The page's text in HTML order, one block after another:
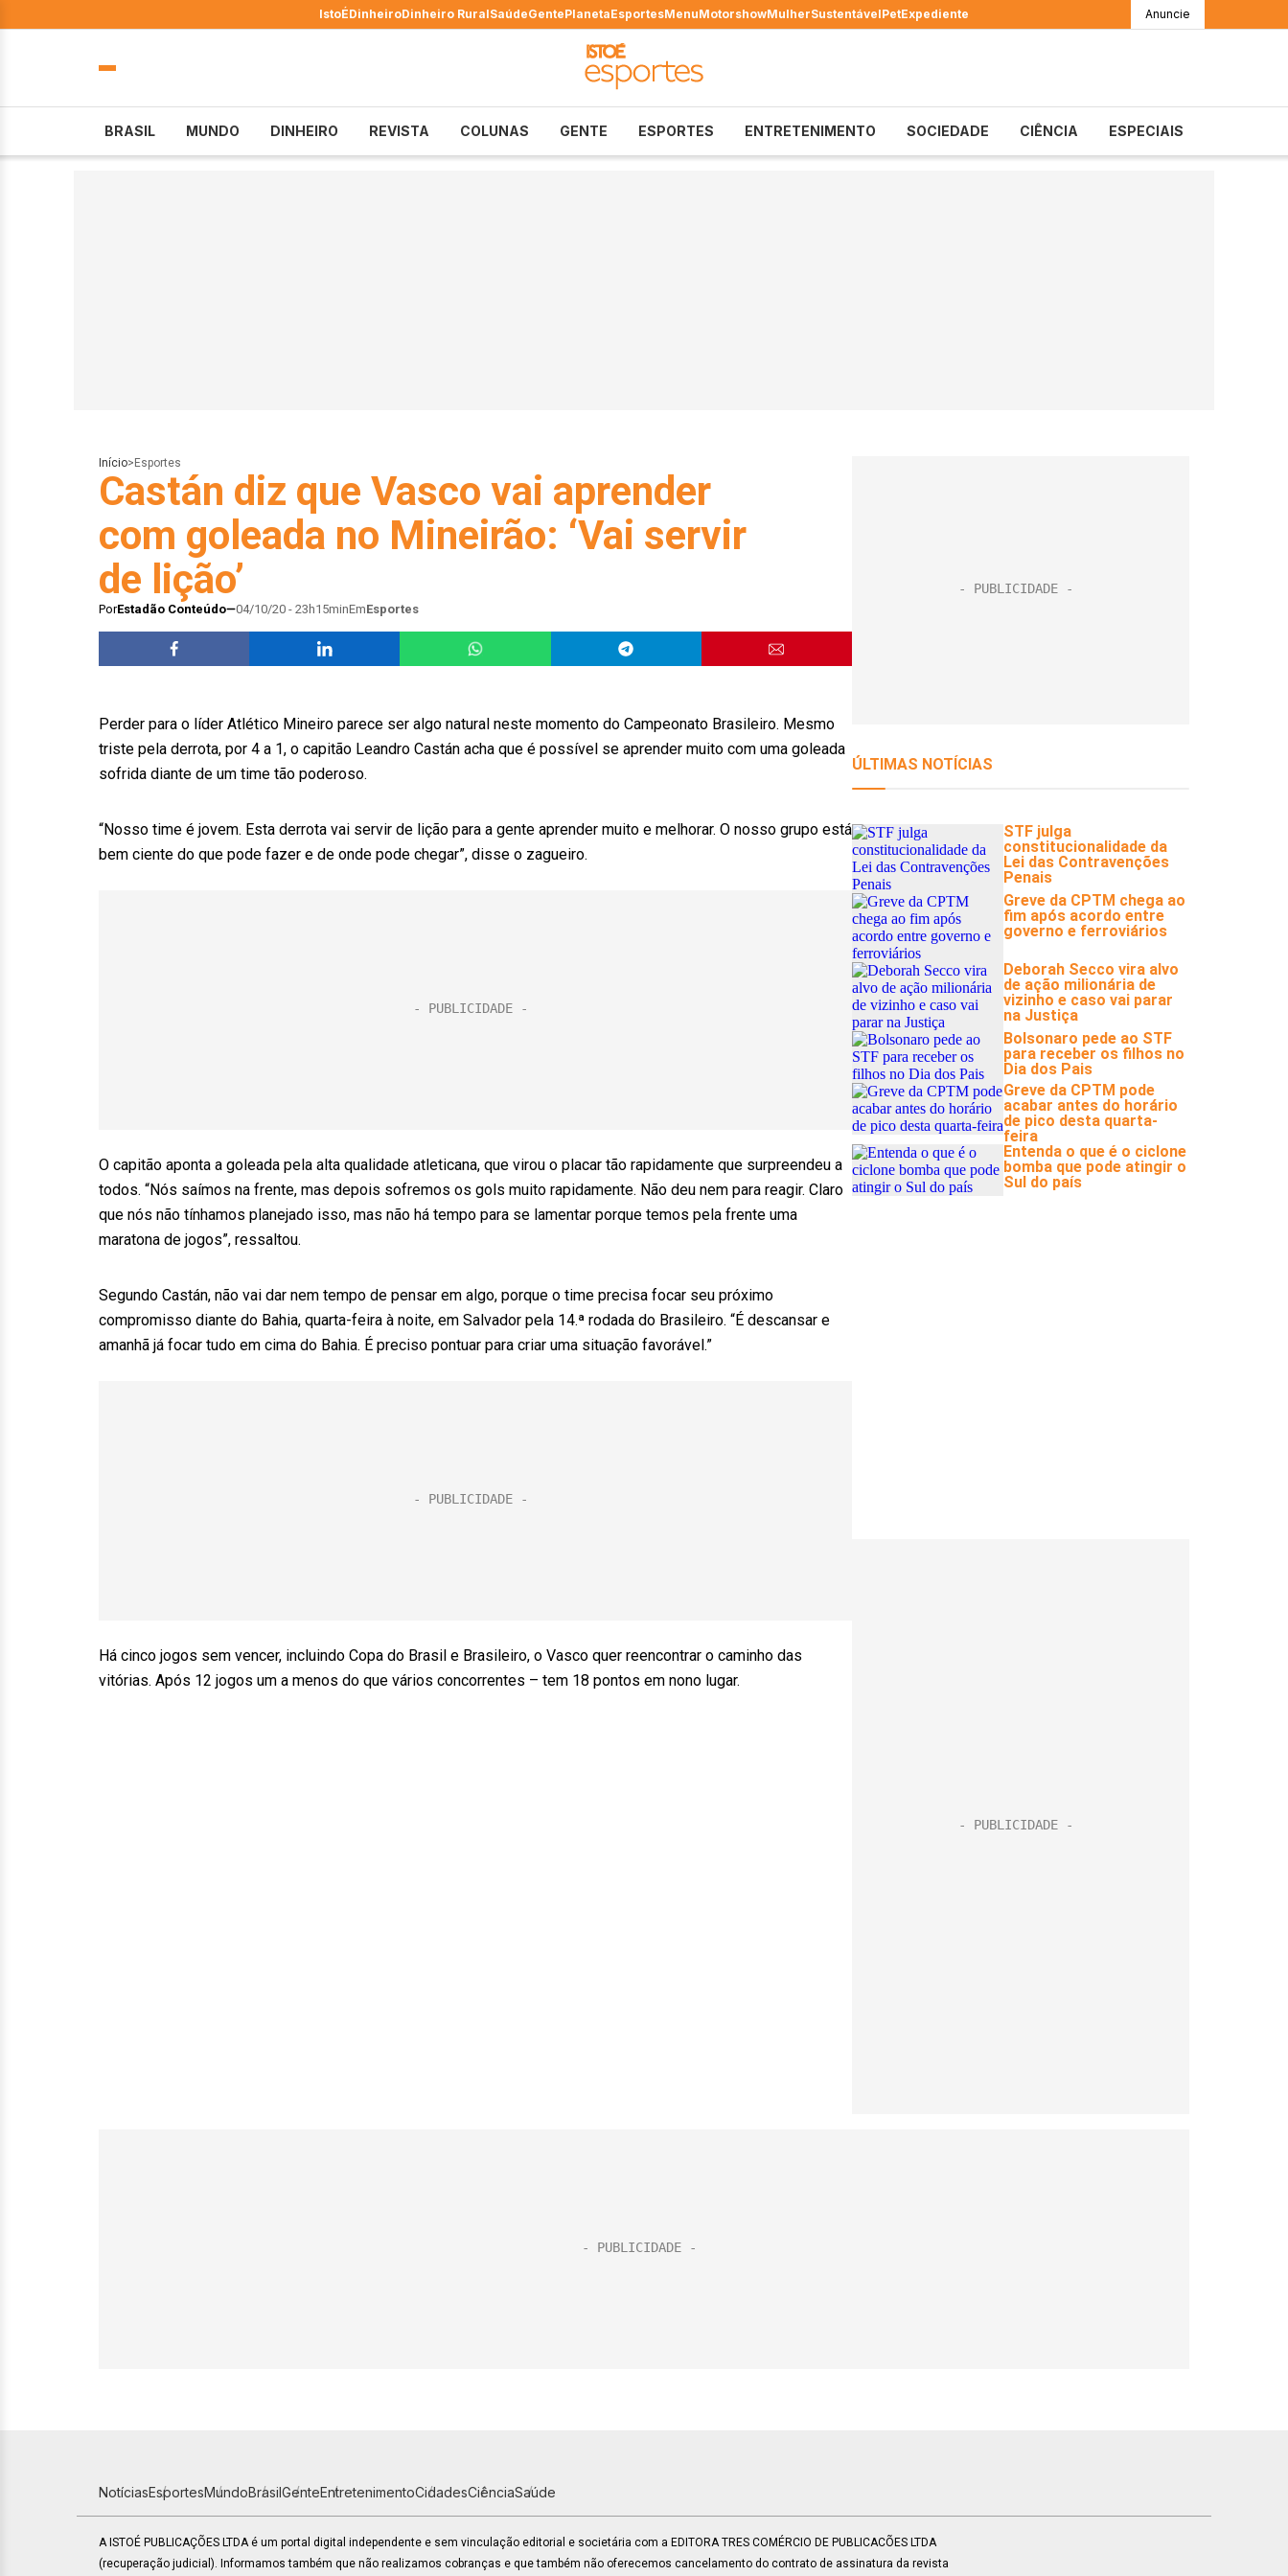
IstoÉDinheiroDinheiro RuralSaúdeGentePlanetaEsportesMenuMotorshowMulherSustentávelPetExpediente Anuncie
BRASIL MUNDO DINHEIRO REVISTA COLUNAS GENTE ESPORTES ENTRETENIMENTO SOCIEDADE CIÊNCIA ESPECIAIS
Início> Esportes
Castán diz que Vasco vai aprender
com goleada no Mineirão: ‘Vai servir
de lição’
PorEstadão Conteúdo 04/10/20 - 23h15minEmEsportes
Perder para o líder Atlético Mineiro parece ser algo natural neste momento do Campeonato Brasileiro. Mesmo
triste pela derrota, por 4 a 1, o capitão Leandro Castán acha que é possível se aprender muito com uma goleada
sofrida diante de um time tão poderoso.
“Nosso time é jovem. Esta derrota vai servir de lição para a gente aprender muito e melhorar. O nosso grupo está
bem ciente do que pode fazer e de onde pode chegar”, disse o zagueiro.
O capitão aponta a goleada pela alta qualidade atleticana, que virou o placar tão rapidamente que surpreendeu a
todos. “Nós saímos na frente, mas depois sofremos os gols muito rapidamente. Não deu nem para reagir. Claro
que nós não tínhamos planejado isso, mas não há tempo para se lamentar porque temos pela frente uma
maratona de jogos”, ressaltou.
Segundo Castán, não vai dar nem tempo de pensar em algo, porque o time precisa focar seu próximo
compromisso diante do Bahia, quarta-feira à noite, em Salvador pela 14.ª rodada do Brasileiro. “É descansar e
amanhã já focar tudo em cima do Bahia. É preciso pontuar para criar uma situação favorável.”
Há cinco jogos sem vencer, incluindo Copa do Brasil e Brasileiro, o Vasco quer reencontrar o caminho das
vitórias. Após 12 jogos um a menos do que vários concorrentes – tem 18 pontos em nono lugar.
NotíciasEsportesMundoBrasilGenteEntretenimentoCidadesCiênciaSaúde
A ISTOÉ PUBLICAÇÕES LTDA é um portal digital independente e sem vinculação editorial e societária com a EDITORA TRES COMÉRCIO DE PUBLICACÕES LTDA
(recuperação judicial). Informamos também que não realizamos cobranças e que também não oferecemos cancelamento do contrato de assinatura da revista